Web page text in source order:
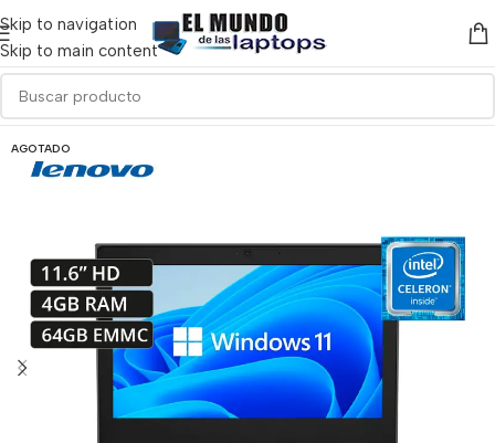
Skip to navigation
Skip to main content
AGOTADO